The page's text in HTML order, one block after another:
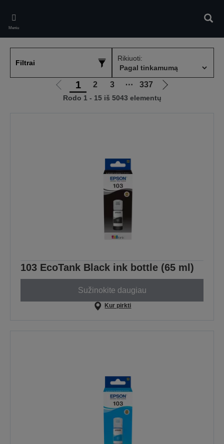
main
content
Meniu
Filtrai
Rikiuoti:
Eiti
1 2 3 ⋯ 337
Eiti
Rodo 1 - 15 iš 5043 elementų
103 EcoTank Black ink bottle (65 ml)
Sužinokite daugiau
Kur pirkti